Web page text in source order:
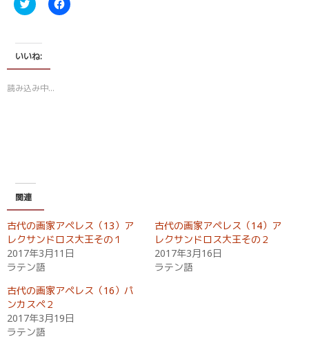
リ
て
T
i
t
t
ウ
ン
ド
で
開
き
ま
す
)
a
(
新
し
い
ド
ウ
開
き
いいね:
読み込み中…
関連
古代の画家アペレス（13）ア
レクサンドロス大王その１
2017年3月11日
ラテン語
古代の画家アペレス（14）ア
レクサンドロス大王その２
2017年3月16日
ラテン語
古代の画家アペレス（16）パ
ンカスペ２
2017年3月19日
ラテン語